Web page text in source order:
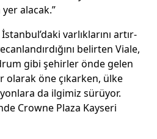
alacak.”
varlıklarını artır­
belirten Viale,
gibi şehirler önde gelen
öne çıkarken, ülke
da ilgimiz sürüyor.
Crowne Plaza Kayse­ri